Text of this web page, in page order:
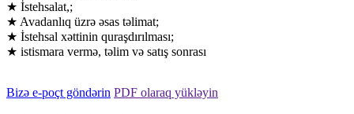
★ İstehsalat,;
★ Avadanlıq üzrə əsas təlimat;
★ İstehsal xəttinin quraşdırılması;
★ istismara vermə, təlim və satış sonrası
Bizə e-poçt göndərin PDF olaraq yükləyin